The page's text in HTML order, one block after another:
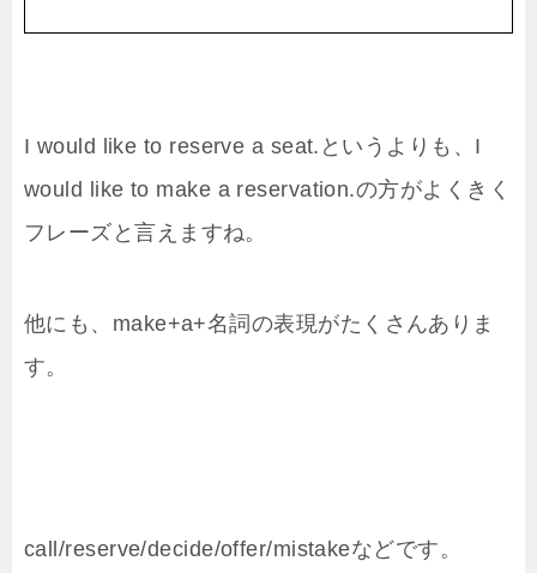
I would like to reserve a seat.というよりも、I
would like to make a reservation.の方がよくきく
フレーズと言えますね。
他にも、make+a+名詞の表現がたくさんありま
す。
call/reserve/decide/offer/mistakeなどです。